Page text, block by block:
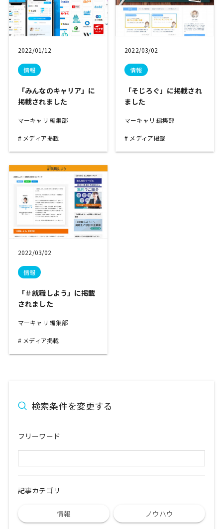
2022/01/12
情報
「みんなのキャリア」に
掲載されました
マーキャリ 編集部
メディア掲載
2022/03/02
情報
「そじろぐ」に掲載され
ました
マーキャリ 編集部
メディア掲載
2022/03/02
情報
「＃就職しよう」に掲載
されました
マーキャリ 編集部
メディア掲載
検索条件を変更する
フリーワード
記事カテゴリ
情報 ノウハウ